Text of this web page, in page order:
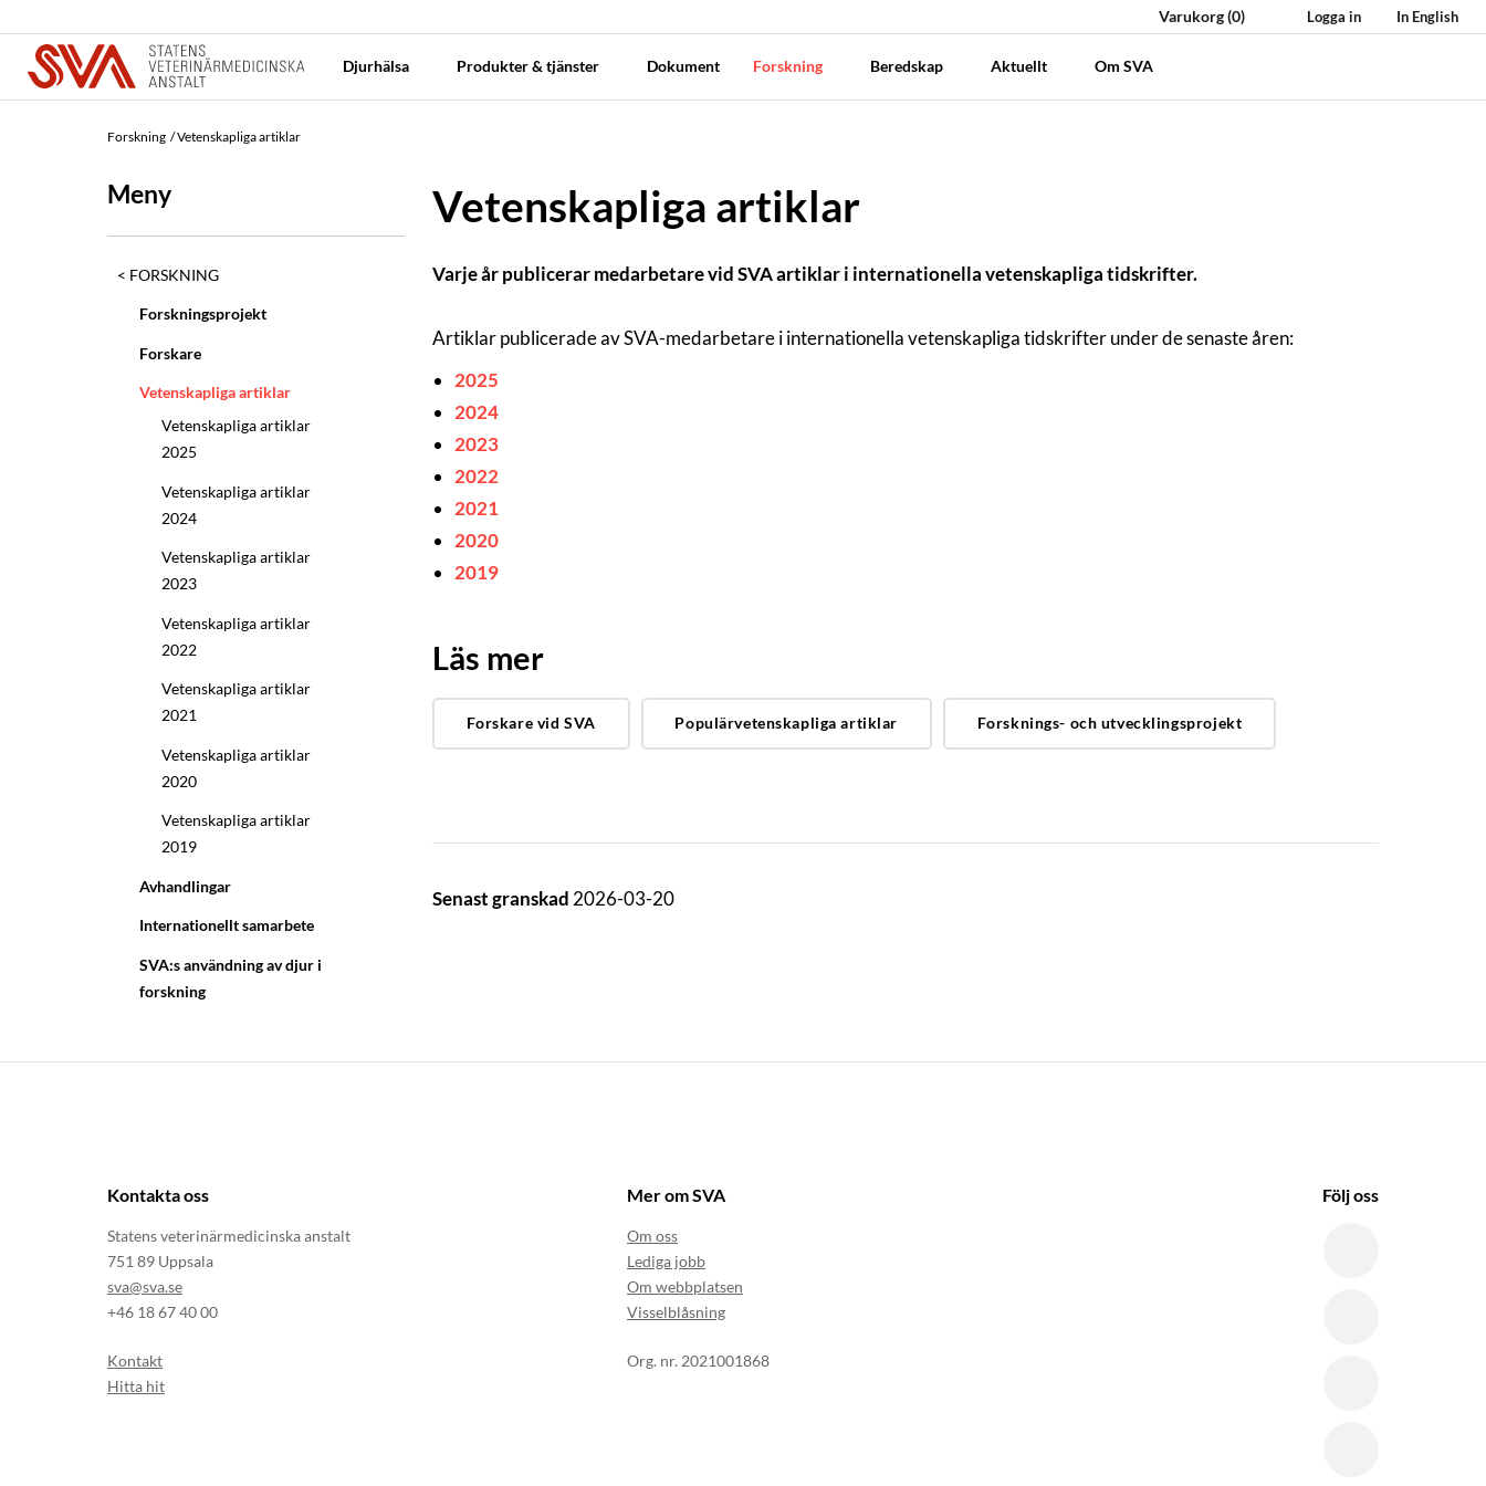
Varukorg(0) Logga in In English
Djurhälsa Produkter & tjänster Dokument Forskning Beredskap Aktuellt Om SVA
Forskning Vetenskapliga artiklar
Meny
FORSKNING
Forskningsprojekt
Forskare
Vetenskapliga artiklar
Vetenskapliga artiklar
2025
Vetenskapliga artiklar
2024
Vetenskapliga artiklar
2023
Vetenskapliga artiklar
2022
Vetenskapliga artiklar
2021
Vetenskapliga artiklar
2020
Vetenskapliga artiklar
2019
Avhandlingar
Internationellt samarbete
SVA:s användning av djur i
forskning
Vetenskapliga artiklar
Varje år publicerar medarbetare vid SVA artiklar i internationella vetenskapliga tidskrifter.
Artiklar publicerade av SVA-medarbetare i internationella vetenskapliga tidskrifter under de senaste åren:
2025
2024
2023
2022
2021
2020
2019
Läs mer
Forskare vid SVA Populärvetenskapliga artiklar Forsknings- och utvecklingsprojekt
Senast granskad 2026-03-20
Kontakta oss
Statens veterinärmedicinska anstalt
751 89 Uppsala
sva@sva.se
+46 18 67 40 00
Kontakt
Hitta hit
Mer om SVA
Om oss
Lediga jobb
Om webbplatsen
Visselblåsning
Org. nr. 2021001868
Följ oss